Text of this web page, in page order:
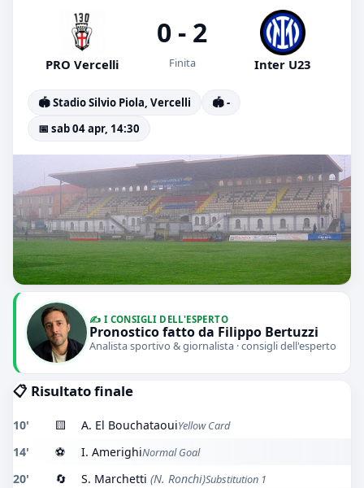
PRO Vercelli
0 - 2
Finita Inter U23
🏟️ Stadio Silvio Piola, Vercelli
🏟️ -
📅 sab 04 apr, 14:30
✍️ I CONSIGLI DELL'ESPERTO
Pronostico fatto da Filippo Bertuzzi
Analista sportivo & giornalista · consigli dell'esperto
📋 Risultato finale
10' 🟨 A. El BouchataouiYellow Card
14' ⚽ I. AmerighiNormal Goal
20' 🔄 S. Marchetti (N. Ronchi)Substitution 1